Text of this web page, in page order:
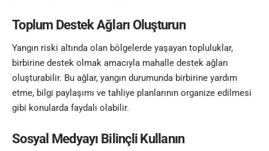
Toplum Destek Ağları Oluşturun
Yangın riski altında olan bölgelerde yaşayan topluluklar,
birbirine destek olmak amacıyla mahalle destek ağları
oluşturabilir. Bu ağlar, yangın durumunda birbirine yardım
etme, bilgi paylaşımı ve tahliye planlarının organize edilmesi
gibi konularda faydalı olabilir.
Sosyal Medyayı Bilinçli Kullanın